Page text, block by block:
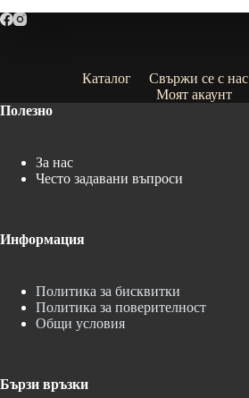
Каталог Свържи се с нас
Моят акаунт
Полезно
За нас
Често задавани въпроси
Информация
Политика за бисквитки
Политика за поверителност
Общи условия
Бързи връзки